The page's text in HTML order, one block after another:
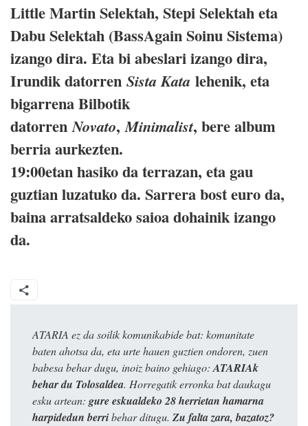
Little Martin Selektah, Stepi Selektah eta
Dabu Selektah (BassAgain Soinu Sistema)
izango dira. Eta bi abeslari izango dira,
Irundik datorren Sista Kata lehenik, eta
bigarrena Bilbotik
datorrenNovato,Minimalist, bere album
berria aurkezten.
19:00etan hasiko da terrazan, eta gau
guztian luzatuko da. Sarrera bost euro da,
baina arratsaldeko saioa dohainik izango
da.
ATARIA ez da soilik komunikabide bat: komunitate
baten ahotsa da, eta urte hauen guztien ondoren, zuen
babesa behar dugu, inoiz baino gehiago:ATARIAk
behar du Tolosaldea. Horregatik erronka bat daukagu
esku artean: gure eskualdeko 28 herrietan hamarna
harpidedun berribehar ditugu. Zu falta zara, bazatoz?